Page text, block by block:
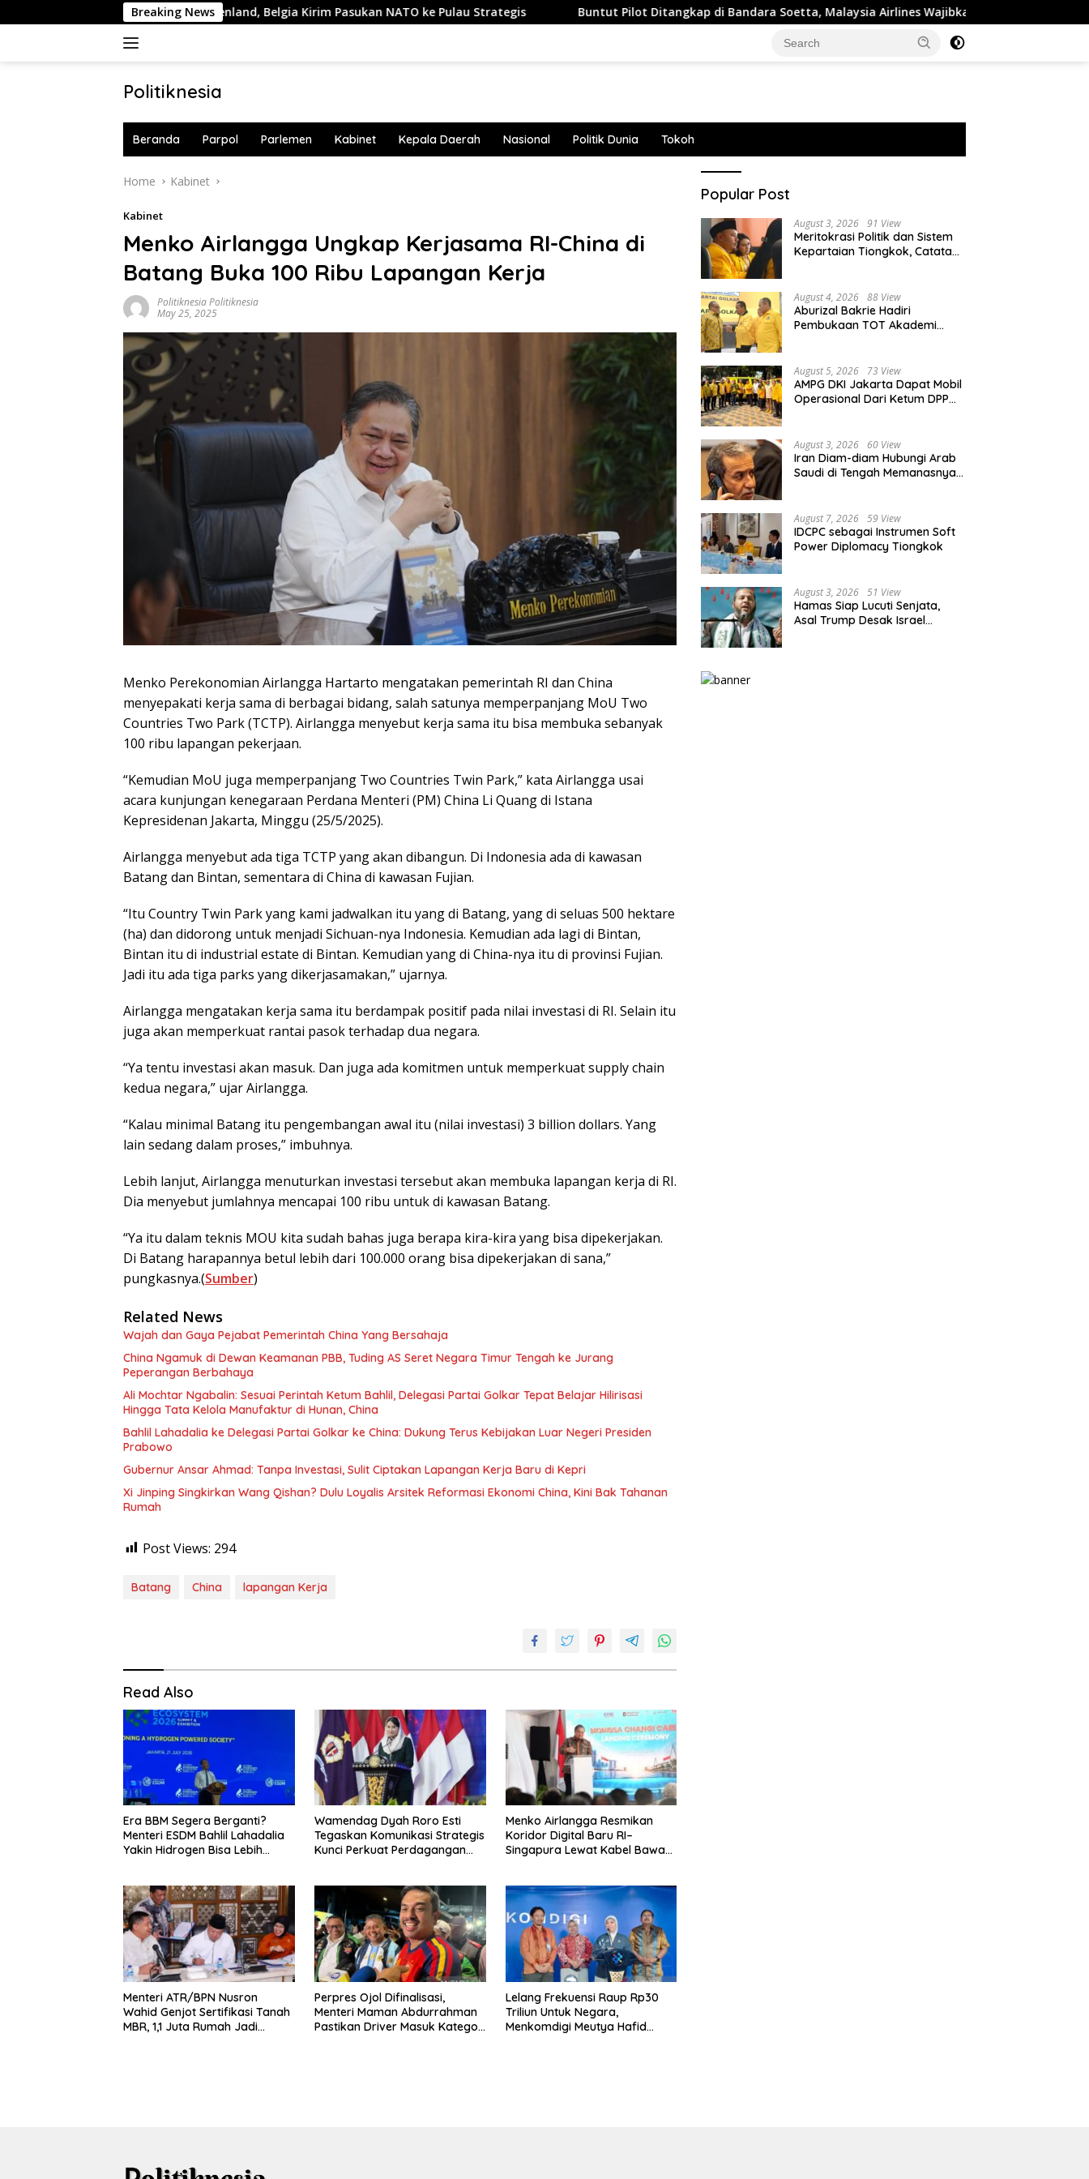
to
Breaking News
Trump Ingin Caplok Greenland, Belgia Kirim Pasukan NATO ke Pulau Strategis Buntut Pilot Ditangkap di Bandara Soetta, Malaysia Airlines Wajibkan Tes Narkoba 1.260 Pilot
Politiknesia
Beranda Parpol Parlemen Kabinet Kepala Daerah Nasional Politik Dunia Tokoh
Home Kabinet
Kabinet
Menko Airlangga Ungkap Kerjasama RI-China di
Batang Buka 100 Ribu Lapangan Kerja
Politiknesia Politiknesia
May 25, 2025
Menko Perekonomian Airlangga Hartarto mengatakan pemerintah RI dan China
menyepakati kerja sama di berbagai bidang, salah satunya memperpanjang MoU Two
Countries Two Park (TCTP). Airlangga menyebut kerja sama itu bisa membuka sebanyak
100 ribu lapangan pekerjaan.
“Kemudian MoU juga memperpanjang Two Countries Twin Park,” kata Airlangga usai
acara kunjungan kenegaraan Perdana Menteri (PM) China Li Quang di Istana
Kepresidenan Jakarta, Minggu (25/5/2025).
Airlangga menyebut ada tiga TCTP yang akan dibangun. Di Indonesia ada di kawasan
Batang dan Bintan, sementara di China di kawasan Fujian.
“Itu Country Twin Park yang kami jadwalkan itu yang di Batang, yang di seluas 500 hektare
(ha) dan didorong untuk menjadi Sichuan-nya Indonesia. Kemudian ada lagi di Bintan,
Bintan itu di industrial estate di Bintan. Kemudian yang di China-nya itu di provinsi Fujian.
Jadi itu ada tiga parks yang dikerjasamakan,” ujarnya.
Airlangga mengatakan kerja sama itu berdampak positif pada nilai investasi di RI. Selain itu
juga akan memperkuat rantai pasok terhadap dua negara.
“Ya tentu investasi akan masuk. Dan juga ada komitmen untuk memperkuat supply chain
kedua negara,” ujar Airlangga.
“Kalau minimal Batang itu pengembangan awal itu (nilai investasi) 3 billion dollars. Yang
lain sedang dalam proses,” imbuhnya.
Lebih lanjut, Airlangga menuturkan investasi tersebut akan membuka lapangan kerja di RI.
Dia menyebut jumlahnya mencapai 100 ribu untuk di kawasan Batang.
“Ya itu dalam teknis MOU kita sudah bahas juga berapa kira-kira yang bisa dipekerjakan.
Di Batang harapannya betul lebih dari 100.000 orang bisa dipekerjakan di sana,”
pungkasnya.(Sumber)
Related News
Wajah dan Gaya Pejabat Pemerintah China Yang Bersahaja
China Ngamuk di Dewan Keamanan PBB, Tuding AS Seret Negara Timur Tengah ke Jurang
Peperangan Berbahaya
Ali Mochtar Ngabalin: Sesuai Perintah Ketum Bahlil, Delegasi Partai Golkar Tepat Belajar Hilirisasi
Hingga Tata Kelola Manufaktur di Hunan, China
Bahlil Lahadalia ke Delegasi Partai Golkar ke China: Dukung Terus Kebijakan Luar Negeri Presiden
Prabowo
Gubernur Ansar Ahmad: Tanpa Investasi, Sulit Ciptakan Lapangan Kerja Baru di Kepri
Xi Jinping Singkirkan Wang Qishan? Dulu Loyalis Arsitek Reformasi Ekonomi China, Kini Bak Tahanan
Rumah
Post Views: 294
Batang China lapangan Kerja
Read Also
Era BBM Segera Berganti?
Menteri ESDM Bahlil Lahadalia
Yakin Hidrogen Bisa Lebih
Wamendag Dyah Roro Esti
Tegaskan Komunikasi Strategis
Kunci Perkuat Perdagangan
Menko Airlangga Resmikan
Koridor Digital Baru RI–
Singapura Lewat Kabel Bawah
Menteri ATR/BPN Nusron
Wahid Genjot Sertifikasi Tanah
MBR, 1,1 Juta Rumah Jadi
Perpres Ojol Difinalisasi,
Menteri Maman Abdurrahman
Pastikan Driver Masuk Kategori
Lelang Frekuensi Raup Rp30
Triliun Untuk Negara,
Menkomdigi Meutya Hafid
Popular Post
August 3, 2026 91 View
Meritokrasi Politik dan Sistem
Kepartaian Tiongkok, Catatan
August 4, 2026 88 View
Aburizal Bakrie Hadiri
Pembukaan TOT Akademi
Berkualitas
August 5, 2026 73 View
AMPG DKI Jakarta Dapat Mobil
Operasional Dari Ketum DPP
August 3, 2026 60 View
Iran Diam-diam Hubungi Arab
Saudi di Tengah Memanasnya
August 7, 2026 59 View
IDCPC sebagai Instrumen Soft
Power Diplomacy Tiongkok
August 3, 2026 51 View
Hamas Siap Lucuti Senjata,
Asal Trump Desak Israel